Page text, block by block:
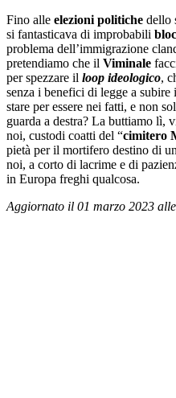
Fino alle elezioni politiche dello
si fantasticava di improbabili
problema dell’immigrazione
pretendiamo che il Viminale
per spezzare il loop ideologico,
senza i benefici di legge a
stare per essere nei fatti, e non
guarda a destra? La buttiamo lì,
noi, custodi coatti del “cimitero
pietà per il mortifero destino di
noi, a corto di lacrime e di
in Europa freghi qualcosa.
Aggiornato il 01 marzo 2023